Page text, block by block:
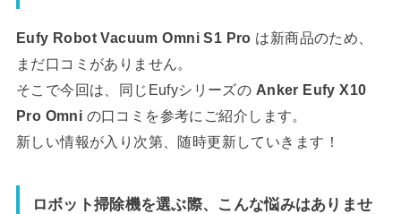
Eufy Robot Vacuum Omni S1 Pro は新商品のため、
まだ口コミがありません。
そこで今回は、同じEufyシリーズの Anker Eufy X10
Pro Omni の口コミを参考にご紹介します。
新しい情報が入り次第、随時更新していきます！
ロボット掃除機を選ぶ際、こんな悩みはありませ